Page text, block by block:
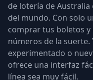
de lotería de
del mundo. Con solo
comprar tus boletos y
números de la suerte.
experimentado o
ofrece una interfaz
línea sea muy fácil.